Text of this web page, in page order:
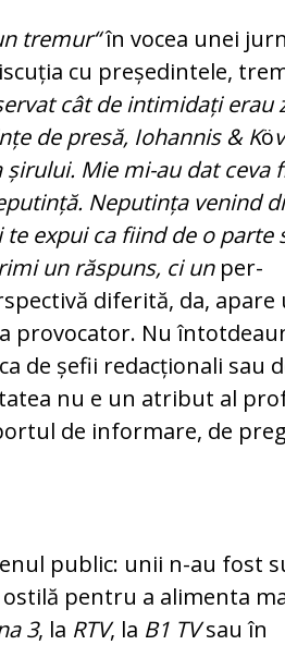
tre­mur“în vocea unei
cu președintele,
cât de intimidați erau
de pre­să, Iohannis & Kö
Mie mi-au dat ceva
Neputința venind
expui ca fiind de o parte
un răspuns, ci un per­
diferită, da, apare
provocator. Nu
de șefii redacționali sau
nu e un atri­but al
de informare, de
pu­blic: unii n-au fost
pentru a alimenta
3, la RTV, la B1 TVsau în